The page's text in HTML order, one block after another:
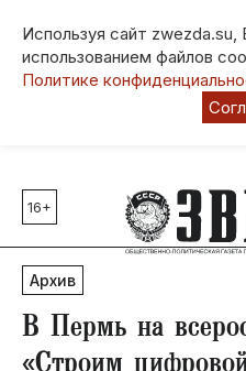
Используя сайт
использованием файлов
Политике
Главные темы
80 лет Победы
Молодежная столица РФ
СВО
Выборы в Пермском крае
16+
Архив
В Пермь на